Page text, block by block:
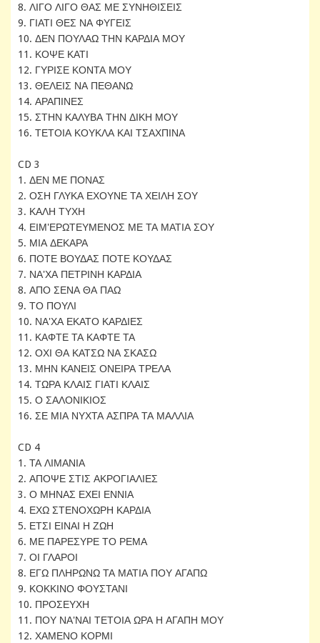
8. ΛΙΓΟ ΛΙΓΟ ΘΑΣ ΜΕ ΣΥΝΗΘΙΣΕΙΣ
9. ΓΙΑΤΙ ΘΕΣ ΝΑ ΦΥΓΕΙΣ
10. ΔΕΝ ΠΟΥΛΑΩ ΤΗΝ ΚΑΡΔΙΑ ΜΟΥ
11. ΚΟΨΕ ΚΑΤΙ
12. ΓΥΡΙΣΕ ΚΟΝΤΑ ΜΟΥ
13. ΘΕΛΕΙΣ ΝΑ ΠΕΘΑΝΩ
14. ΑΡΑΠΙΝΕΣ
15. ΣΤΗΝ ΚΑΛΥΒΑ ΤΗΝ ΔΙΚΗ ΜΟΥ
16. ΤΕΤΟΙΑ ΚΟΥΚΛΑ ΚΑΙ ΤΣΑΧΠΙΝΑ
CD 3
1. ΔΕΝ ΜΕ ΠΟΝΑΣ
2. ΟΣΗ ΓΛΥΚΑ ΕΧΟΥΝΕ ΤΑ ΧΕΙΛΗ ΣΟΥ
3. ΚΑΛΗ ΤΥΧΗ
4. ΕΙΜ'ΕΡΩΤΕΥΜΕΝΟΣ ΜΕ ΤΑ ΜΑΤΙΑ ΣΟΥ
5. ΜΙΑ ΔΕΚΑΡΑ
6. ΠΟΤΕ ΒΟΥΔΑΣ ΠΟΤΕ ΚΟΥΔΑΣ
7. ΝΑ'ΧΑ ΠΕΤΡΙΝΗ ΚΑΡΔΙΑ
8. ΑΠΟ ΣΕΝΑ ΘΑ ΠΑΩ
9. ΤΟ ΠΟΥΛΙ
10. ΝΑ'ΧΑ ΕΚΑΤΟ ΚΑΡΔΙΕΣ
11. ΚΑΦΤΕ ΤΑ ΚΑΦΤΕ ΤΑ
12. ΟΧΙ ΘΑ ΚΑΤΣΩ ΝΑ ΣΚΑΣΩ
13. ΜΗΝ ΚΑΝΕΙΣ ΟΝΕΙΡΑ ΤΡΕΛΑ
14. ΤΩΡΑ ΚΛΑΙΣ ΓΙΑΤΙ ΚΛΑΙΣ
15. Ο ΣΑΛΟΝΙΚΙΟΣ
16. ΣΕ ΜΙΑ ΝΥΧΤΑ ΑΣΠΡΑ ΤΑ ΜΑΛΛΙΑ
CD 4
1. ΤΑ ΛΙΜΑΝΙΑ
2. ΑΠΟΨΕ ΣΤΙΣ ΑΚΡΟΓΙΑΛΙΕΣ
3. Ο ΜΗΝΑΣ ΕΧΕΙ ΕΝΝΙΑ
4. ΕΧΩ ΣΤΕΝΟΧΩΡΗ ΚΑΡΔΙΑ
5. ΕΤΣΙ ΕΙΝΑΙ Η ΖΩΗ
6. ΜΕ ΠΑΡΕΣΥΡΕ ΤΟ ΡΕΜΑ
7. ΟΙ ΓΛΑΡΟΙ
8. ΕΓΩ ΠΛΗΡΩΝΩ ΤΑ ΜΑΤΙΑ ΠΟΥ ΑΓΑΠΩ
9. ΚΟΚΚΙΝΟ ΦΟΥΣΤΑΝΙ
10. ΠΡΟΣΕΥΧΗ
11. ΠΟΥ ΝΑ'ΝΑΙ ΤΕΤΟΙΑ ΩΡΑ Η ΑΓΑΠΗ ΜΟΥ
12. ΧΑΜΕΝΟ ΚΟΡΜΙ